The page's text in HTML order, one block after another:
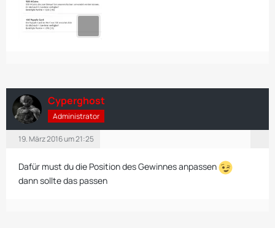
Cyperghost
Administrator
19. März 2016 um 21:25
Dafür must du die Position des Gewinnes anpassen
dann sollte das passen